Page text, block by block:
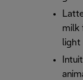
milk
light